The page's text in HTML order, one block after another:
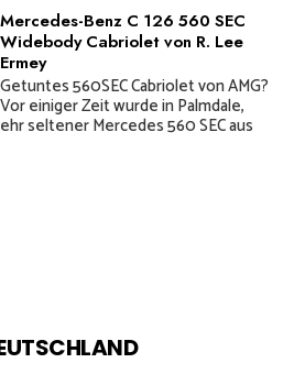
Mercedes-Benz C 126 560 SEC
Widebody Cabriolet von R. Lee
Ermey
Getuntes 560SEC Cabriolet von AMG?
Vor einiger Zeit wurde in Palmdale,
seltener Mercedes 560 SEC aus